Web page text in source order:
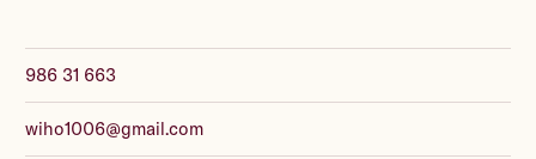
986 31 663
wiho1006@gmail.com